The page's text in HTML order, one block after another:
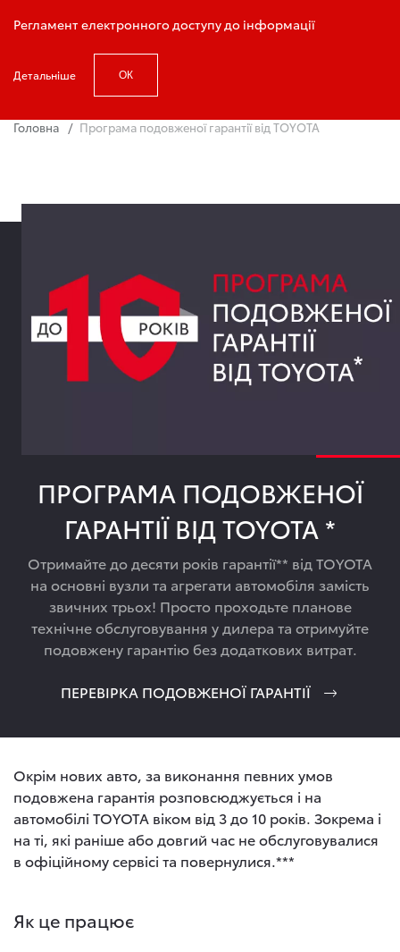
Регламент електронного доступу до інформації
Детальніше ОК
Запис на тест-драйв
Головна Програма подовженої гарантії від TOYOTA
ПРОГРАМА ПОДОВЖЕНОЇ
ГАРАНТІЇ ВІД TOYOTA *
Отримайте до десяти років гарантії** від TOYOTA
на основні вузли та агрегати автомобіля замість
звичних трьох! Просто проходьте планове
технічне обслуговування у дилера та отримуйте
подовжену гарантію без додаткових витрат.
ПЕРЕВІРКА ПОДОВЖЕНОЇ ГАРАНТІЇ
Окрім нових авто, за виконання певних умов
подовжена гарантія розповсюджується і на
автомобілі TOYOTA віком від 3 до 10 років. Зокрема і
на ті, які раніше або довгий час не обслуговувалися
в офіційному сервісі та повернулися.***
Як це працює